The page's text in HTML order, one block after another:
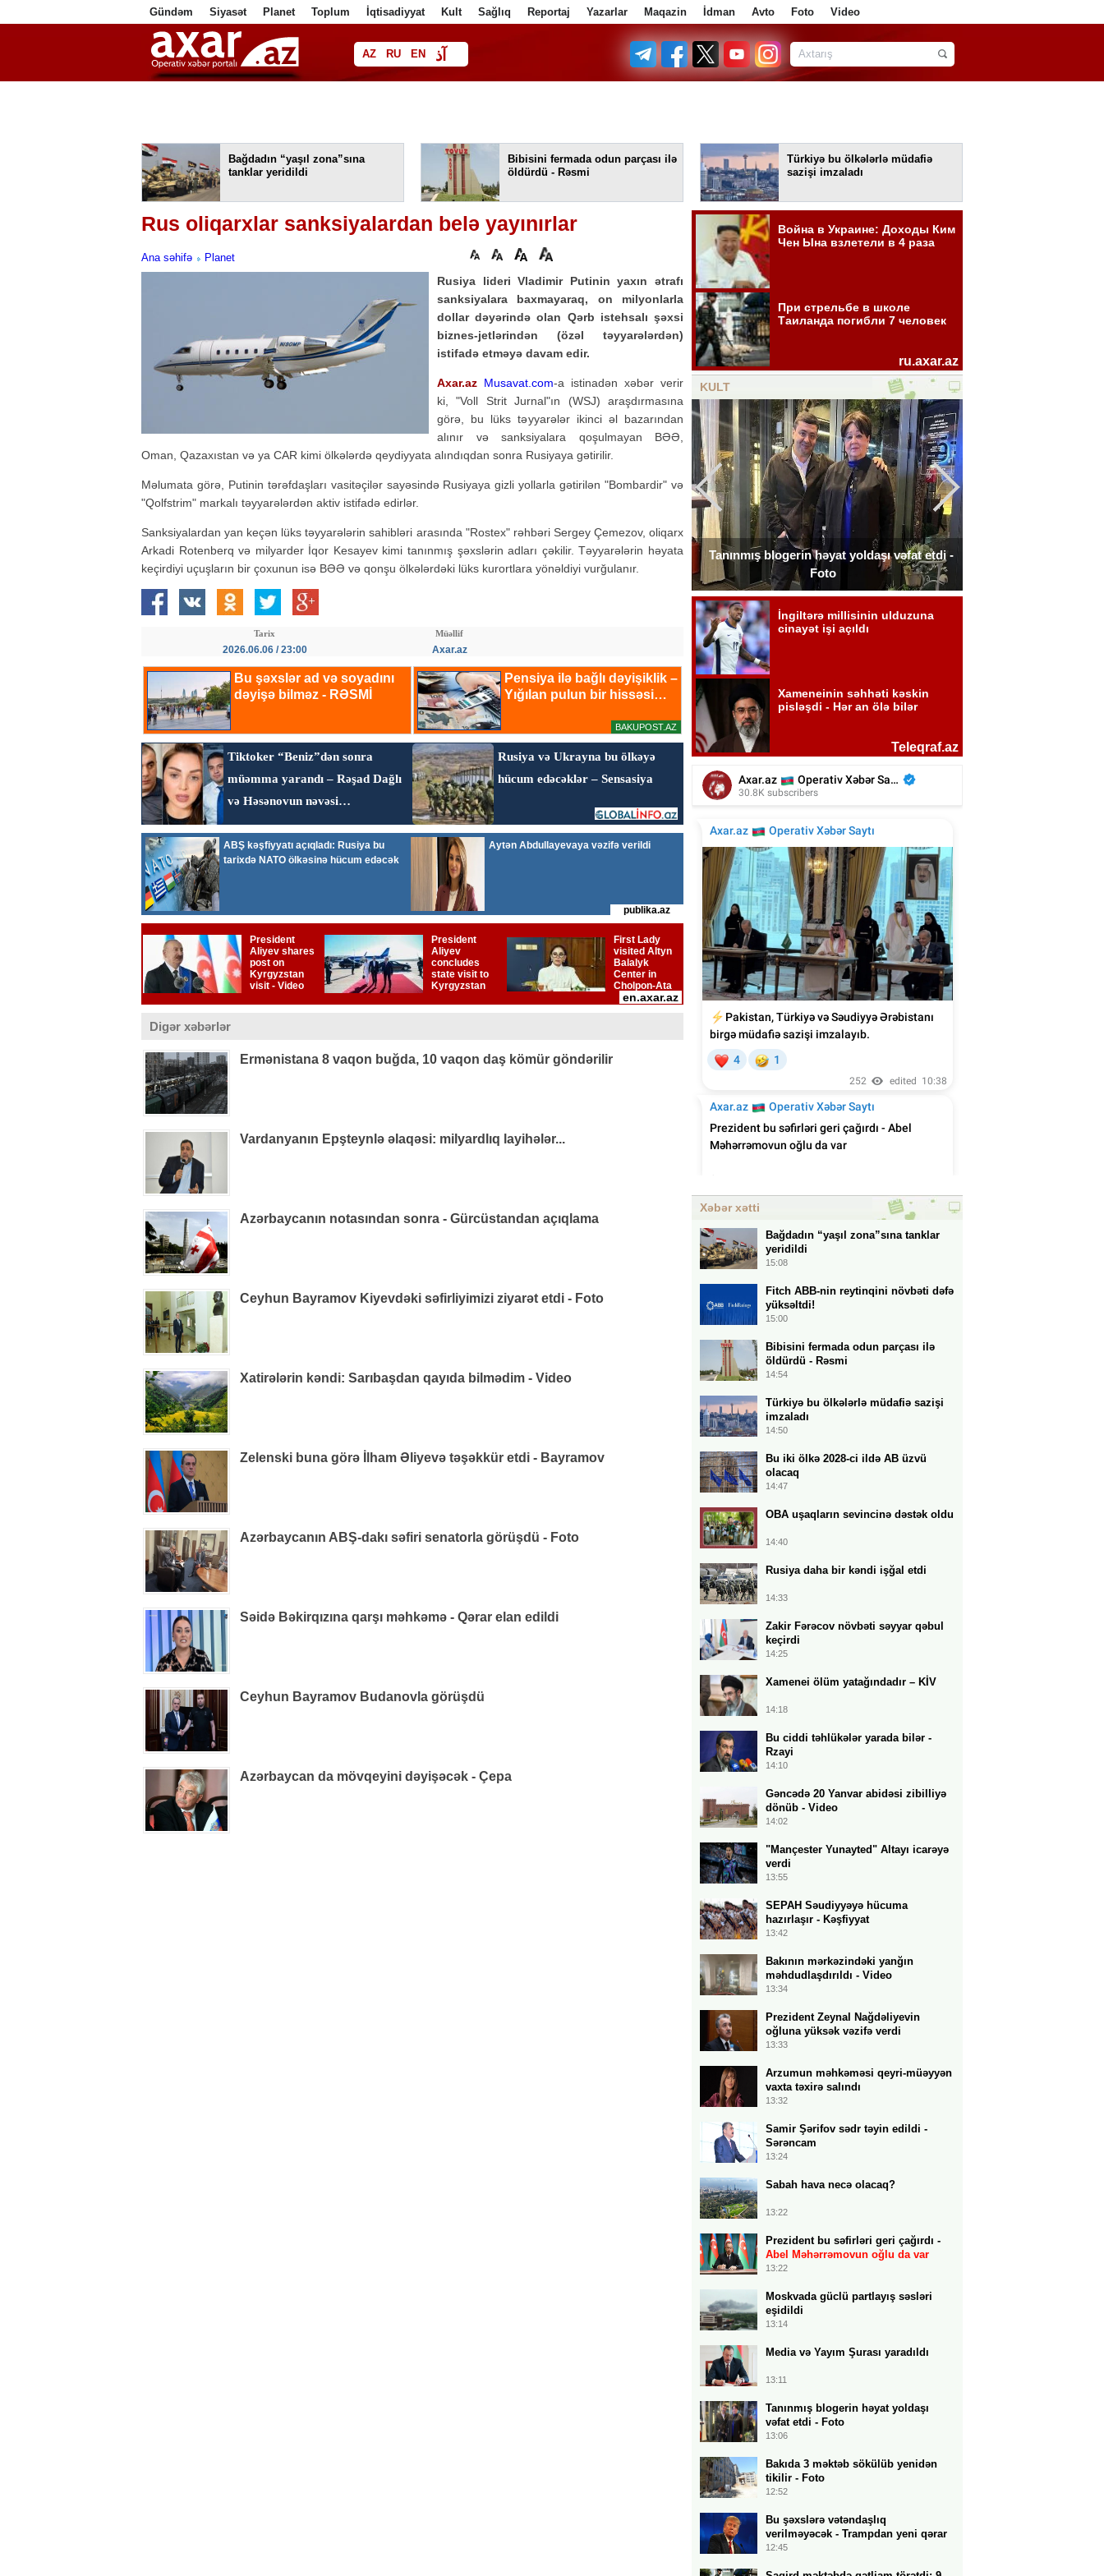
Gündəm Siyasət Planet Toplum İqtisadiyyat Kult Sağlıq Reportaj Yazarlar Maqazin İdman Avto Foto Video
AZ RU EN آذ
فا
Bağdadın “yaşıl zona”sına
tanklar yeridildi
Bibisini fermada odun parçası ilə
öldürdü - Rəsmi
Türkiyə bu ölkələrlə müdafiə
sazişi imzaladı
Rus oliqarxlar sanksiyalardan belə yayınırlar
Ana səhifə Planet
Rusiya lideri Vladimir Putinin yaxın ətrafı
sanksiyalara baxmayaraq, on milyonlarla
dollar dəyərində olan Qərb istehsalı şəxsi
biznes-jetlərindən (özəl təyyarələrdən)
istifadə etməyə davam edir.
Axar.az Musavat.com-a istinadən xəbər verir
ki, "Voll Strit Jurnal"ın (WSJ) araşdırmasına
görə, bu lüks təyyarələr ikinci əl bazarından
alınır və sanksiyalara qoşulmayan BƏƏ,
Oman, Qazaxıstan və ya CAR kimi ölkələrdə qeydiyyata alındıqdan sonra Rusiyaya gətirilir.
Məlumata görə, Putinin tərəfdaşları vasitəçilər sayəsində Rusiyaya gizli yollarla gətirilən "Bombardir" və
"Qolfstrim" markalı təyyarələrdən aktiv istifadə edirlər.
Sanksiyalardan yan keçən lüks təyyarələrin sahibləri arasında "Rostex" rəhbəri Sergey Çemezov, oliqarx
Arkadi Rotenberq və milyarder İqor Kesayev kimi tanınmış şəxslərin adları çəkilir. Təyyarələrin həyata
keçirdiyi uçuşların bir çoxunun isə BƏƏ və qonşu ölkələrdəki lüks kurortlara yönəldiyi vurğulanır.
Tarix
2026.06.06 / 23:00
Müəllif
Axar.az
Digər xəbərlər
Ermənistana 8 vaqon buğda, 10 vaqon daş kömür göndərilir
Vardanyanın Epşteynlə əlaqəsi: milyardlıq layihələr...
Azərbaycanın notasından sonra - Gürcüstandan açıqlama
Ceyhun Bayramov Kiyevdəki səfirliyimizi ziyarət etdi - Foto
Xatirələrin kəndi: Sarıbaşdan qayıda bilmədim - Video
Zelenski buna görə İlham Əliyevə təşəkkür etdi - Bayramov
Azərbaycanın ABŞ-dakı səfiri senatorla görüşdü - Foto
Səidə Bəkirqızına qarşı məhkəmə - Qərar elan edildi
Ceyhun Bayramov Budanovla görüşdü
Azərbaycan da mövqeyini dəyişəcək - Çepa
KULT
Mahnımın ifasına sevinərəm, icazə nəyə
lazım? - Bəstəkar
Tanınmış blogerin həyat yoldaşı vəfat etdi -
Foto
Mahnımın ifasına sevinərəm, icazə nəyə
lazım? - Bəstəkar
Tanınmış blogerin həyat yoldaşı vəfat etdi -
Xəbər xətti
Bağdadın “yaşıl zona”sına tanklar
yeridildi
15:08
Fitch ABB-nin reytinqini növbəti dəfə
yüksəltdi!
15:00
Bibisini fermada odun parçası ilə
öldürdü - Rəsmi
14:54
Türkiyə bu ölkələrlə müdafiə sazişi
imzaladı
14:50
Bu iki ölkə 2028-ci ildə AB üzvü
olacaq
14:47
OBA uşaqların sevincinə dəstək oldu
14:40
Rusiya daha bir kəndi işğal etdi
14:33
Zakir Fərəcov növbəti səyyar qəbul
keçirdi
14:25
Xamenei ölüm yatağındadır – KİV
14:18
Bu ciddi təhlükələr yarada bilər -
Rzayi
14:10
Gəncədə 20 Yanvar abidəsi zibilliyə
dönüb - Video
14:02
"Mançester Yunayted" Altayı icarəyə
verdi
13:55
SEPAH Səudiyyəyə hücuma
hazırlaşır - Kəşfiyyat
13:42
Bakının mərkəzindəki yanğın
məhdudlaşdırıldı - Video
13:34
Prezident Zeynal Nağdəliyevin
oğluna yüksək vəzifə verdi
13:33
Arzumun məhkəməsi qeyri-müəyyən
vaxta təxirə salındı
13:32
Samir Şərifov sədr təyin edildi -
Sərəncam
13:24
Sabah hava necə olacaq?
13:22
Prezident bu səfirləri geri çağırdı -
Abel Məhərrəmovun oğlu da var
13:22
Moskvada güclü partlayış səsləri
eşidildi
13:14
Media və Yayım Şurası yaradıldı
13:11
Tanınmış blogerin həyat yoldaşı
vəfat etdi - Foto
13:06
Bakıda 3 məktəb sökülüb yenidən
tikilir - Foto
12:52
Bu şəxslərə vətəndaşlıq
verilməyəcək - Trampdan yeni qərar
12:45